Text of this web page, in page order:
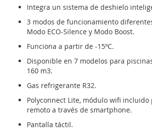
Integra un sistema de deshielo
3 modos de funcionamiento
Modo ECO-Silence y Modo Boost.
Funciona a partir de -15ºC.
Disponible en 7 modelos para
160 m3.
Gas refrigerante R32.
Polyconnect Lite, módulo wifi incluido
remoto a través de smartphone.
Pantalla táctil.